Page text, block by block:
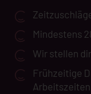
Mindestens
Wir stellen
Frühzeitige
Arbeitszeiten